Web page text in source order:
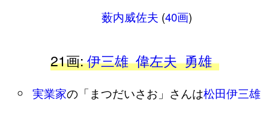
薮内威佐夫 (40画)
21画:伊三雄 偉左夫 勇雄
実業家の「まつだいさお」さんは松田伊三雄